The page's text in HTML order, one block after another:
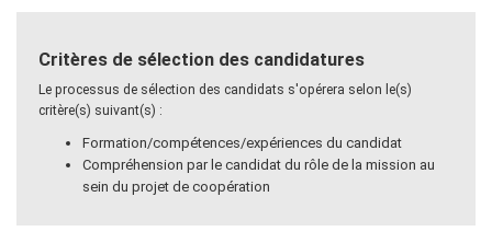
Critères de sélection des candidatures
Le processus de sélection des candidats s'opérera selon le(s)
critère(s) suivant(s) :
Formation/compétences/expériences du candidat
Compréhension par le candidat du rôle de la mission au
sein du projet de coopération